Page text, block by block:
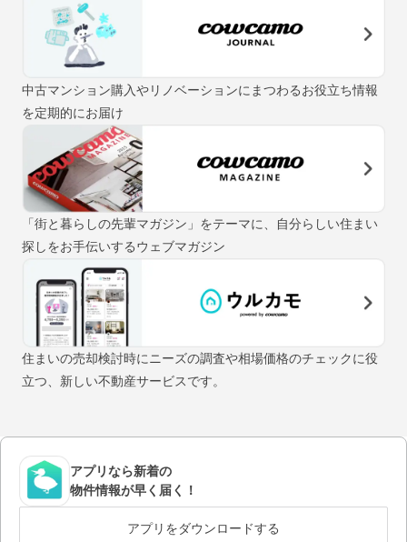
中古マンション購入やリノベーションにまつわるお役立ち情報
を定期的にお届け
「街と暮らしの先輩マガジン」をテーマに、自分らしい住まい
探しをお手伝いするウェブマガジン
住まいの売却検討時にニーズの調査や相場価格のチェックに役
立つ、新しい不動産サービスです。
アプリなら新着の
物件情報が早く届く！
アプリをダウンロードする